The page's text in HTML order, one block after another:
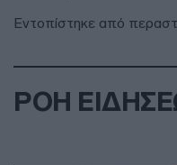
Εντοπίστηκε από
ΡΟΗ